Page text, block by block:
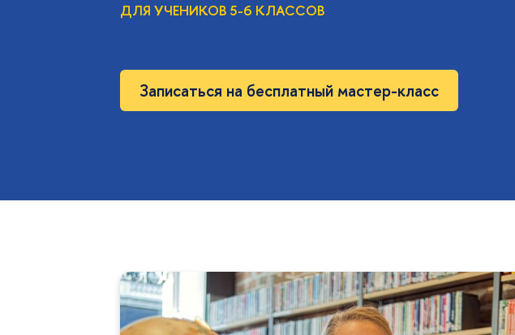
ДЛЯ УЧЕНИКОВ 5-6 КЛАССОВ
Записаться на бесплатный мастер-класс